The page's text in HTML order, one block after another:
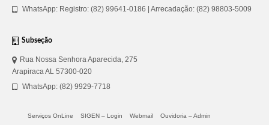
WhatsApp: Registro: (82) 99641-0186 | Arrecadação: (82) 98803-5009
Subseção
Rua Nossa Senhora Aparecida, 275
Arapiraca AL 57300-020
WhatsApp: (82) 9929-7718
Serviços OnLine SIGEN – Login Webmail Ouvidoria – Admin